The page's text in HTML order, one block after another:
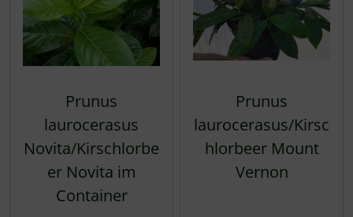
Prunus
laurocerasus
Novita/Kirschlorbe
er Novita im
Container
Prunus
laurocerasus/Kirsc
hlorbeer Mount
Vernon